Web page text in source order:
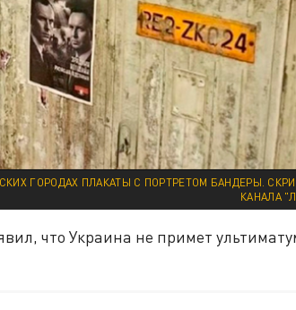
ГОРОДАХ ПЛАКАТЫ С ПОРТРЕТОМ БАНДЕРЫ.
КАНАЛА
что Украина не примет